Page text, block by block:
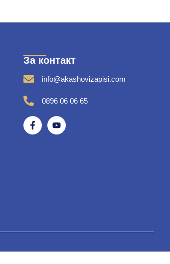
За контакт
info@akashovizapisi.com
0896 06 06 65